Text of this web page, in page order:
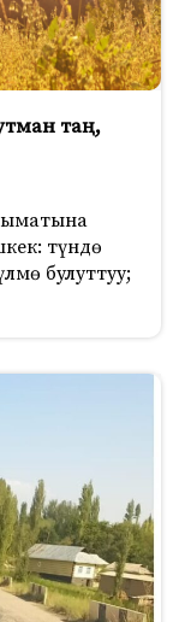
таң,
түндө
булуттуу;